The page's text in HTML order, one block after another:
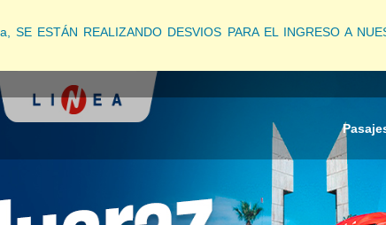
ESTÁN REALIZANDO DESVIOS PARA EL INGRESO A